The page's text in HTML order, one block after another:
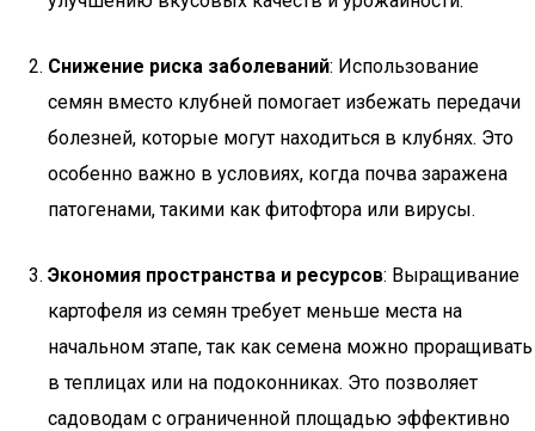
Снижение риска заболеваний: Использование
семян вместо клубней помогает избежать передачи
болезней, которые могут находиться в клубнях. Это
особенно важно в условиях, когда почва заражена
патогенами, такими как фитофтора или вирусы.
Экономия пространства и ресурсов: Выращивание
картофеля из семян требует меньше места на
начальном этапе, так как семена можно проращивать
в теплицах или на подоконниках. Это позволяет
садоводам с ограниченной площадью эффективно